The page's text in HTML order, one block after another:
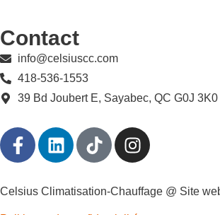
Contact
info@celsiuscc.com
418-536-1553
39 Bd Joubert E, Sayabec, QC G0J 3K0
Celsius Climatisation-Chauffage @ Site